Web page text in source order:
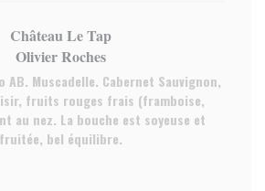
Château Le Tap
Olivier Roches
AB. Muscadelle. Cabernet Sauvignon,
fruits rouges frais (framboise,
au nez. La bouche est soyeuse et
fruitée, bel équilibre.